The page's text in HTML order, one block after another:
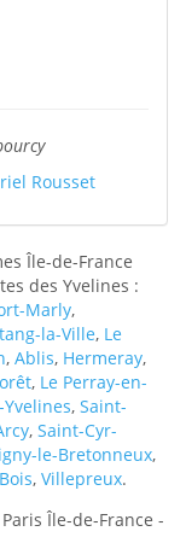
Rousset
Île-de-France
des Yvelines :
Marly,
la-Ville, Le
, Ablis, Hermeray,
, Le Perray-en-
, Saint-
, Saint-Cyr-
le-Bretonneux,
, Villepreux.
Île-de-France -